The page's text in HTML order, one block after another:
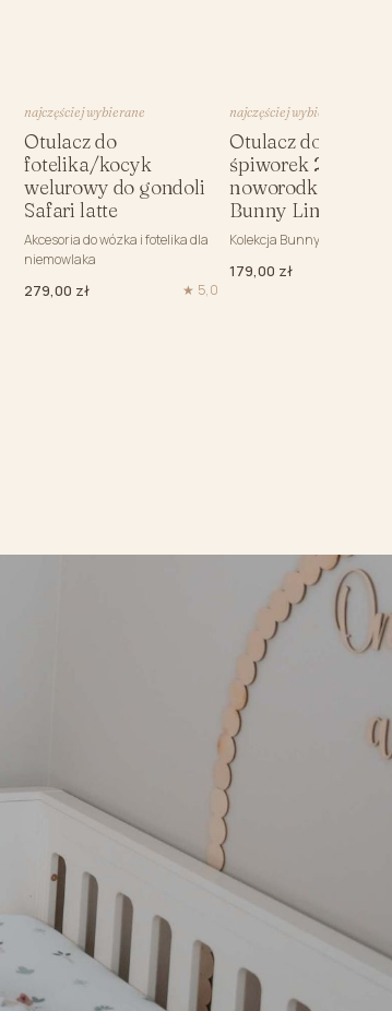
najczęściej wybierane
Otulacz do
fotelika/kocyk
welurowy do gondoli
Safari latte
Akcesoria do wózka i fotelika dla
niemowlaka
279,00 zł ★ 5,0
najczęściej wybierane
Otulacz do spania
śpiworek 2w1 dla
noworodka 1.5
Bunny Line
Kolekcja Bunny Line
179,00 zł